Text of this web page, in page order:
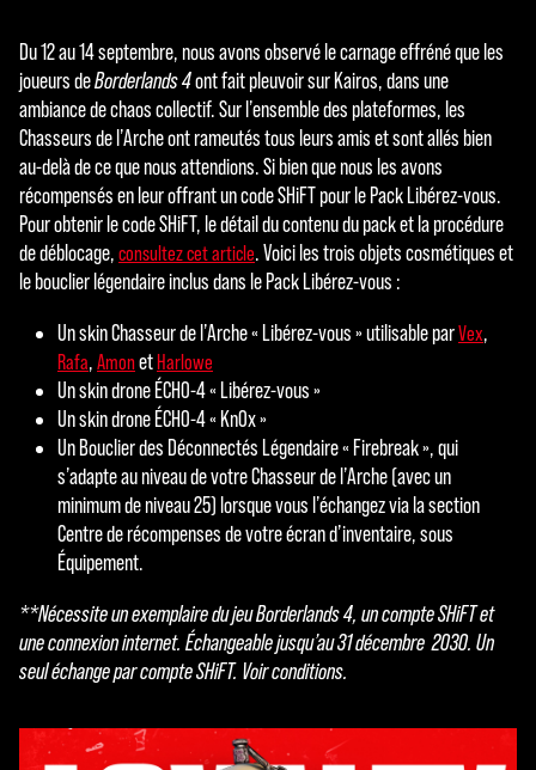
Du 12 au 14 septembre, nous avons observé le carnage effréné que les
joueurs deBorderlands 4ont fait pleuvoir sur Kairos, dans une
ambiance de chaos collectif. Sur l’ensemble des plateformes, les
Chasseurs de l’Arche ont rameutés tous leurs amis et sont allés bien
au-delà de ce que nous attendions. Si bien que nous les avons
récompensés en leur offrant un code SHiFT pour le Pack Libérez-vous.
Pour obtenir le code SHiFT, le détail du contenu du pack et la procédure
de déblocage, consultez cet article. Voici les trois objets cosmétiques et
le bouclier légendaire inclus dans le Pack Libérez-vous :
Un skin Chasseur de l’Arche « Libérez-vous » utilisable parVex,
Rafa, AmonetHarlowe
Un skin drone ÉCHO-4 « Libérez-vous »
Un skin drone ÉCHO-4 « Kn0x »
Un Bouclier des Déconnectés Légendaire « Firebreak », qui
s’adapte au niveau de votre Chasseur de l’Arche (avec un
minimum de niveau 25) lorsque vous l’échangez via la section
Centre de récompenses de votre écran d’inventaire, sous
Équipement.
**Nécessite un exemplaire du jeu Borderlands 4, un compte SHiFT et
une connexion internet. Échangeable jusqu’au 31 décembre 2030. Un
seul échange par compte SHiFT. Voir conditions.